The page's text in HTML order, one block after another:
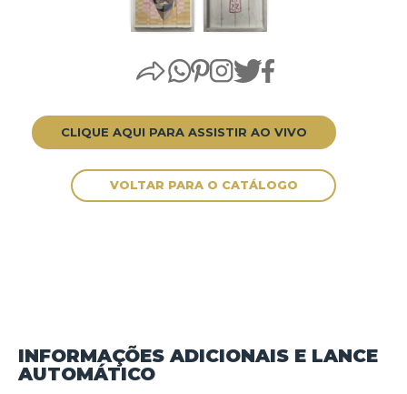
INFORMAÇÕES ADICIONAIS E LANCE
AUTOMÁTICO
CLIQUE AQUI PARA ASSISTIR AO VIVO